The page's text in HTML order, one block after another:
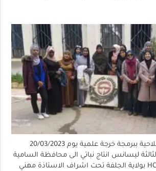
قام قسم العلوم الفلاحية ببرمجة خرجة علمية يوم 20/03/2023
ليسانس انتاج نباتي الى محافظة السامية
لتطوير السهوب HCDS بولاية الجلفة تحت اشراف الاستاذة مهني